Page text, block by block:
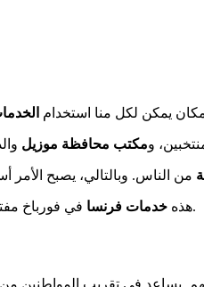
مكان يمكن لكل منا استخدام
ومكتب محافظة موزيل
من الناس. وبالتالي، يصبح الأمر
هذه خدمات فرنسا في فورباخ مفتوحة طوال الأسبوع. مما يسمح لجميع السكان بالعثور على خدمات شاملة.